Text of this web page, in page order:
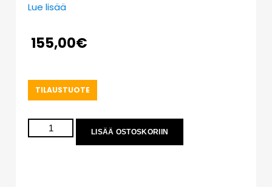
Lue lisää
155,00€
TILAUSTUOTE
LISÄÄ OSTOSKORIIN